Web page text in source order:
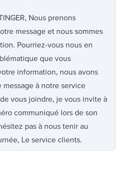
Nous prenons
message et nous sommes
Pourriez-vous nous en
que vous
information, nous avons
à notre service
vous joindre, je vous invite à
communiqué lors de son
pas à nous tenir au
Le service clients.